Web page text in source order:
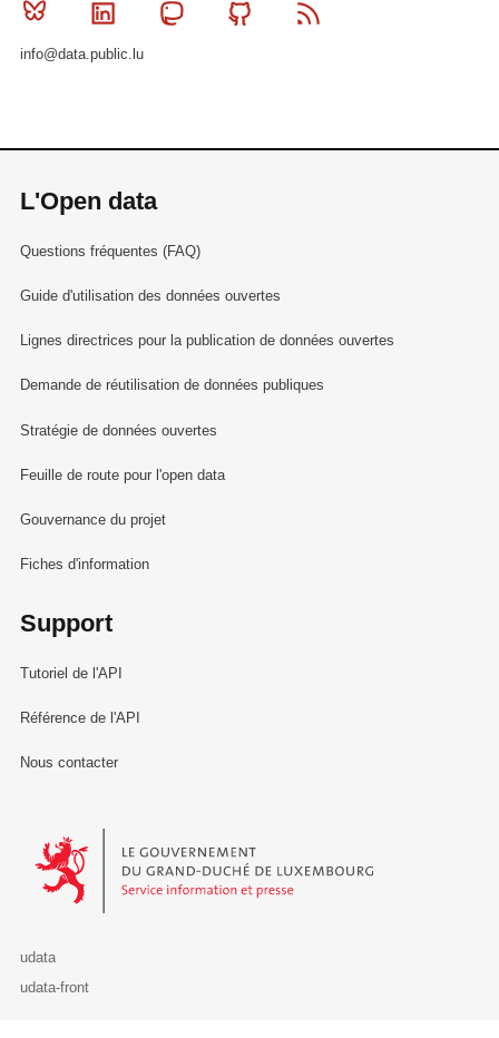
Bluesky Linkedin MastodonGithub
info@data.public.lu
L'Open data
Questions fréquentes (FAQ)
Guide d'utilisation des données ouvertes
Lignes directrices pour la publication de données ouvertes
Demande de réutilisation de données publiques
Stratégie de données ouvertes
Feuille de route pour l'open data
Gouvernance du projet
Fiches d'information
Support
Tutoriel de l'API
Référence de l'API
Nous contacter
Le Gouvernement du Grand-Duché de Luxembourg - Service
udata
udata-front